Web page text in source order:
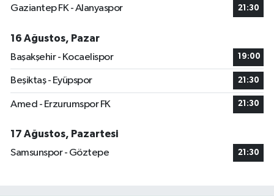
Gaziantep FK - Alanyaspor 21:30
16 Ağustos, Pazar
Başakşehir - Kocaelispor
19:00
Beşiktaş - Eyüpspor 21:30
Amed - Erzurumspor FK 21:30
17 Ağustos, Pazartesi
Samsunspor - Göztepe
21:30